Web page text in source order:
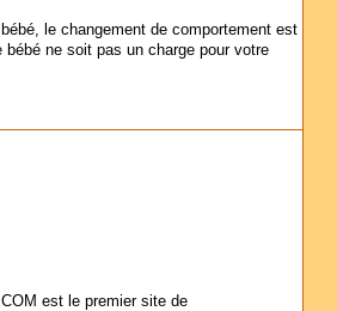
le changement de comportement est
ne soit pas un charge pour votre
est le premier site de